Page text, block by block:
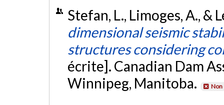
Stefan, L., Limoges, A., &
dimensional seismic
structures considering
écrite]. Canadian Dam
Winnipeg, Manitoba.
Non